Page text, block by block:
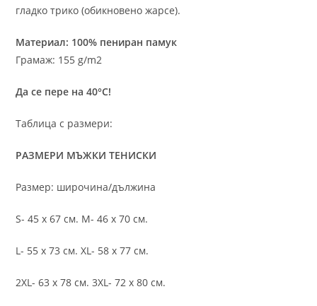
гладко трико (обикновено жарсе).
Материал: 100% пениран памук
Грамаж: 155 g/m2
Да се пере на 40°C!
Таблица с размери:
РАЗМЕРИ МЪЖКИ ТЕНИСКИ
Размер: широчина/дължина
S- 45 х 67 см. M- 46 х 70 см.
L- 55 х 73 см. XL- 58 х 77 см.
2XL- 63 х 78 см. 3XL- 72 х 80 см.